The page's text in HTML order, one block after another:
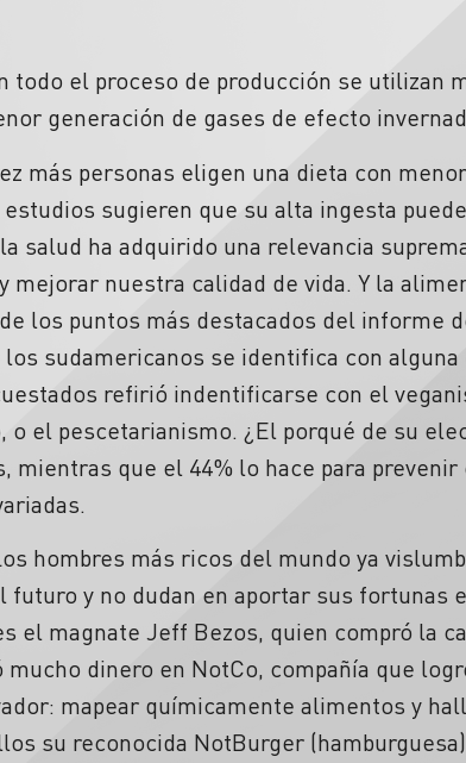
todo el proceso de producción se utilizan
generación de gases de efecto
más personas eligen una dieta con
sugieren que su alta ingesta
salud ha adquirido una relevancia
mejorar nuestra calidad de vida. Y la
los puntos más destacados del informe
sudamericanos se identifica con
refirió indentificarse con el
el pescetarianismo. ¿El porqué de su
mientras que el 44% lo hace para
hombres más ricos del mundo ya
futuro y no dudan en aportar sus fortunas
el magnate Jeff Bezos, quien compró la
dinero en NotCo, compañía que
mapear químicamente alimentos y
su reconocida NotBurger